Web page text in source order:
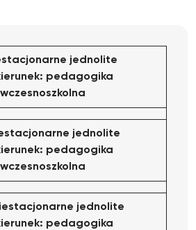
jednolite
pedagogika
jednolite
pedagogika
jednolite
pedagogika